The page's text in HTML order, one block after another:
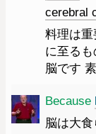
cerebral
料理は重
に至る
脳です
Because
脳は大